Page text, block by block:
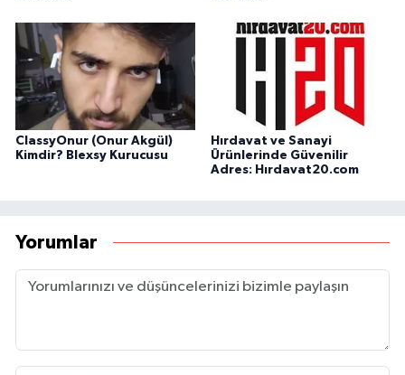
ClassyOnur (Onur Akgül)
Kimdir? Blexsy Kurucusu
Hırdavat ve Sanayi
Ürünlerinde Güvenilir
Adres: Hırdavat20.com
Yorumlar